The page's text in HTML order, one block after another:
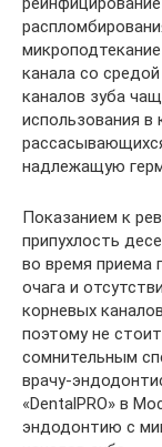
канала со
каналов зуба
использования в
надлежащую
Показанием к
припухлость
во время приема
очага и
корневых
поэтому не
сомнительным
врачу-
«DentalPRO» в
эндодонтию с